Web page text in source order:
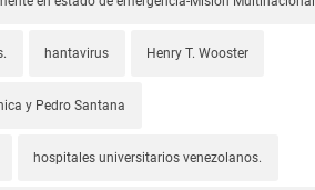
hantavirus Henry T. Wooster
y Pedro Santana
hospitales universitarios venezolanos.